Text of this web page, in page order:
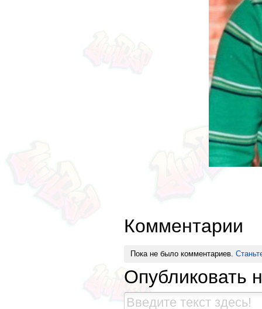
Комментарии
Пока не было комментариев.
Опубликовать